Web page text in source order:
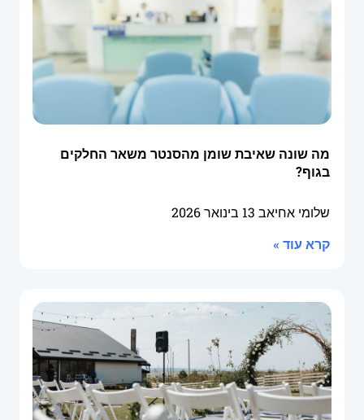
מה שונה שאיבת שומן מהסנטר משאר החלקים
בגוף?
שלומי אחיאב 13 בינואר 2026
קרא עוד »